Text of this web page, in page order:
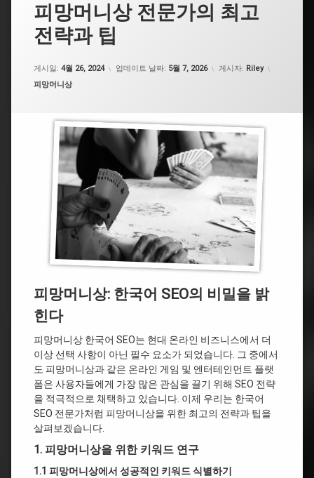
피망머니상 전문가의 최고
전략과 팁
게시일: 4월 26, 2024 업데이트 날짜: 5월 7, 2026 게시자: Riley
카테고리:
피망머니상
피망머니상: 한국어 SEO의 비밀을 밝
힌다
피망머니상 한국어 SEO는 현대 온라인 비즈니스에서 더
이상 선택 사항이 아닌 필수 요소가 되었습니다. 그 중에서
도 피망머니상과 같은 온라인 게임 및 엔터테인먼트 플랫
폼은 사용자들에게 가장 많은 관심을 끌기 위해 SEO 전략
을 적극적으로 채택하고 있습니다. 이제 우리는 한국어
SEO 전문가처럼 피망머니상을 위한 최고의 전략과 팁을
살펴보겠습니다.
1. 피망머니상을 위한 키워드 연구
1.1 피망머니상에서 성공적인 키워드 식별하기